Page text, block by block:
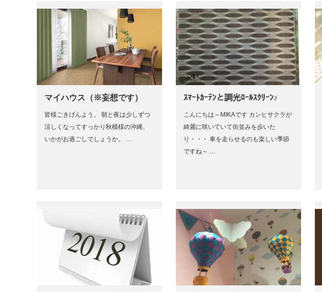
マイハウス（※妄想です）
皆様ごきげんよう。 朝と夜は少しずつ
涼しくなってすっかり秋模様の沖縄、
いかがお過ごしでしょうか。 …
ｽﾏｰﾄｶｰﾃﾝと調光ﾛｰﾙｽｸﾘｰﾝ♪
こんにちは～MIKAです カンヒサクラが
綺麗に咲いていて街並みを歩いた
り・・・ 車を走らせるのも楽しい季節
ですね～ …